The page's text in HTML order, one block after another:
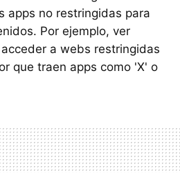
apps no restringidas para
Por ejemplo, ver
a webs restringidas
que traen apps como 'X' o